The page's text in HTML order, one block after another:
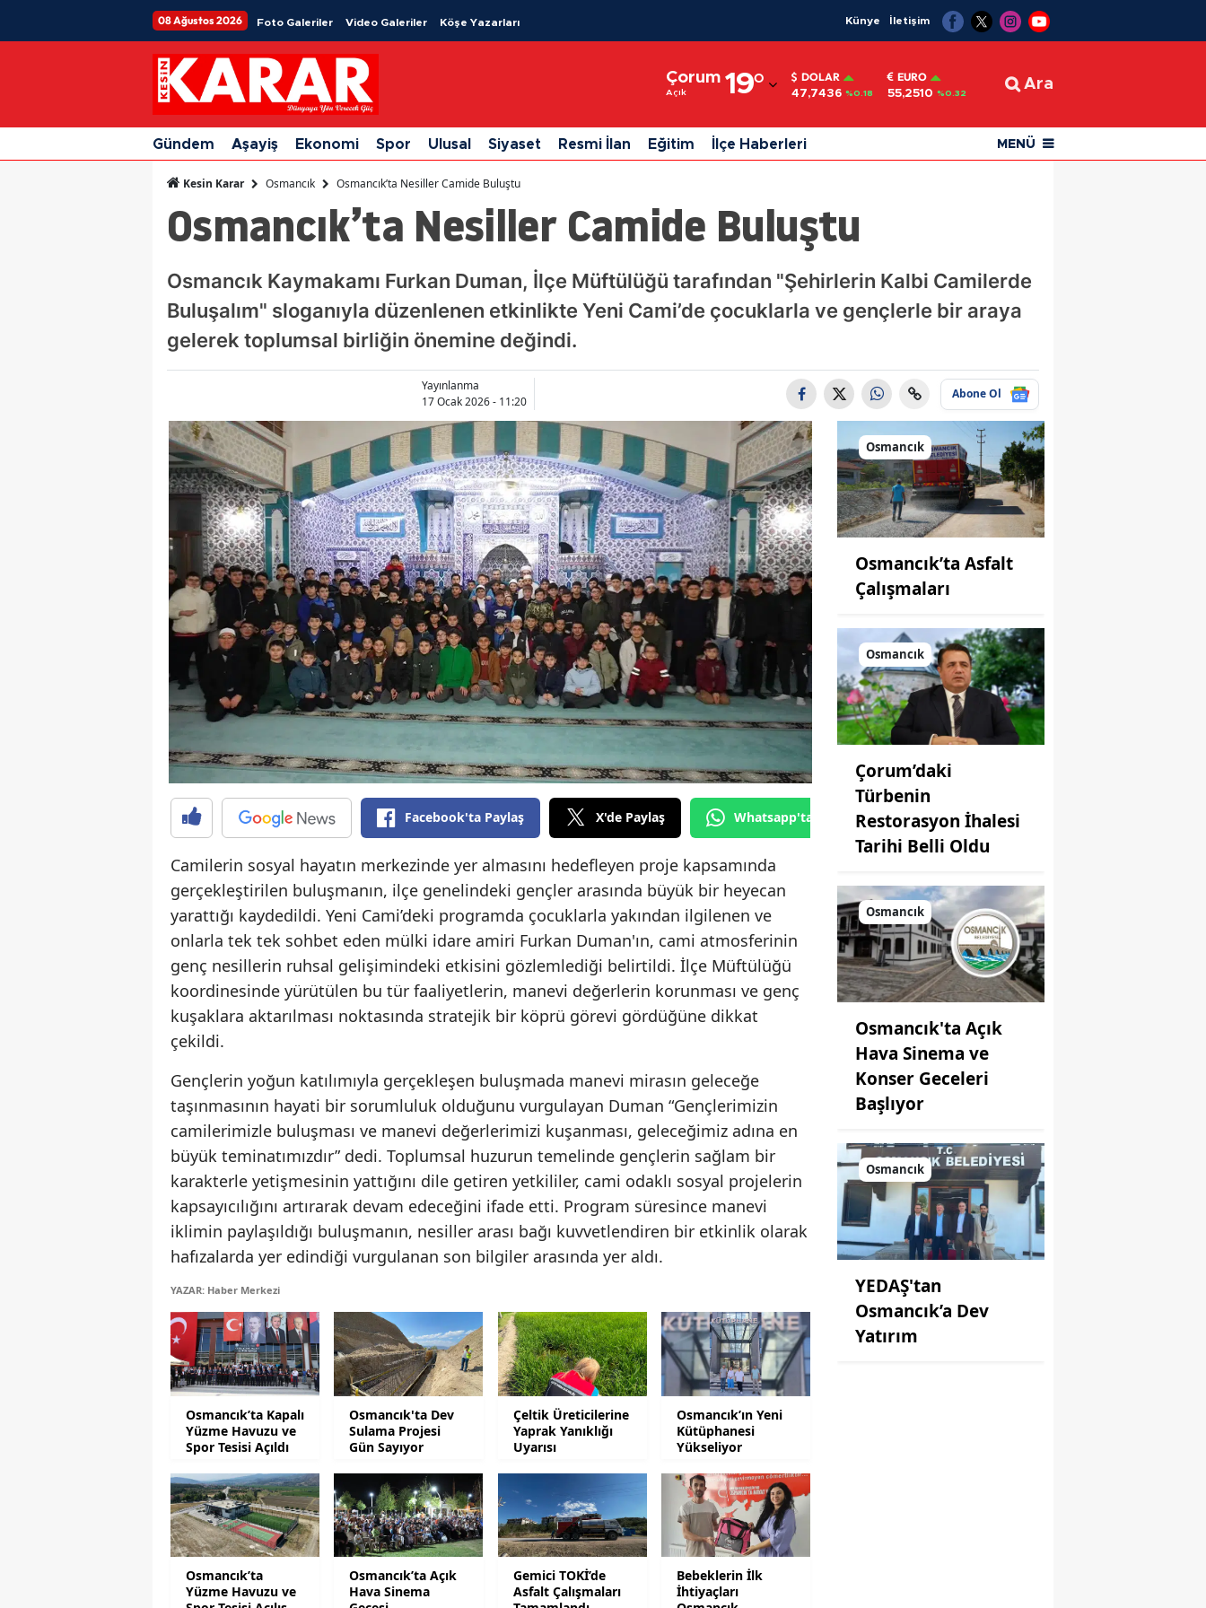
08 Ağustos 2026 Foto Galeriler Video Galeriler Köşe Yazarları Künye İletişim
Çorum
Açık 19°
Adıyaman
Afyonkarahisar
Ağrı
Ankara
Antalya
Artvin
Bilecik
Bingöl
Bitlis
Bolu
Burdur
Bursa
Çanakkale
Çankırı
Çorum
Denizli
Diyarbakır
Edirne
Elazığ
Erzincan
Erzurum
Eskişehir
Gaziantep
Gümüşhane
Hakkari
Hatay
Isparta
Mersin
Kars
Kastamonu
Kayseri
Kırklareli
Kırşehir
Kocaeli
Konya
Kütahya
DOLAR
47,7436 %0.18
EURO
55,2510 %0.32
Ara
Gündem Aşayiş Ekonomi Spor Ulusal Siyaset Resmi İlan Eğitim İlçe Haberleri MENÜ
Kesin Karar Osmancık Osmancık’ta Nesiller Camide Buluştu
Osmancık’ta Nesiller Camide Buluştu
Osmancık Kaymakamı Furkan Duman, İlçe Müftülüğü tarafından "Şehirlerin Kalbi Camilerde
Buluşalım" sloganıyla düzenlenen etkinlikte Yeni Cami’de çocuklarla ve gençlerle bir araya
gelerek toplumsal birliğin önemine değindi.
Yayınlanma
17 Ocak 2026 - 11:20
Abone Ol
Facebook'ta Paylaş X'de Paylaş Whatsapp'tan Gönder
Camilerin sosyal hayatın merkezinde yer almasını hedefleyen proje kapsamında
gerçekleştirilen buluşmanın, ilçe genelindeki gençler arasında büyük bir heyecan
yarattığı kaydedildi. Yeni Cami’deki programda çocuklarla yakından ilgilenen ve
onlarla tek tek sohbet eden mülki idare amiri Furkan Duman'ın, cami atmosferinin
genç nesillerin ruhsal gelişimindeki etkisini gözlemlediği belirtildi. İlçe Müftülüğü
koordinesinde yürütülen bu tür faaliyetlerin, manevi değerlerin korunması ve genç
kuşaklara aktarılması noktasında stratejik bir köprü görevi gördüğüne dikkat
çekildi.
Gençlerin yoğun katılımıyla gerçekleşen buluşmada manevi mirasın geleceğe
taşınmasının hayati bir sorumluluk olduğunu vurgulayan Duman “Gençlerimizin
camilerimizle buluşması ve manevi değerlerimizi kuşanması, geleceğimiz adına en
büyük teminatımızdır” dedi. Toplumsal huzurun temelinde gençlerin sağlam bir
karakterle yetişmesinin yattığını dile getiren yetkililer, cami odaklı sosyal projelerin
kapsayıcılığını artırarak devam edeceğini ifade etti. Program süresince manevi
iklimin paylaşıldığı buluşmanın, nesiller arası bağı kuvvetlendiren bir etkinlik olarak
hafızalarda yer edindiği vurgulanan son bilgiler arasında yer aldı.
YAZAR: Haber Merkezi
Osmancık’ta Kapalı
Yüzme Havuzu ve
Spor Tesisi Açıldı
Osmancık'ta Dev
Sulama Projesi
Gün Sayıyor
Çeltik Üreticilerine
Yaprak Yanıklığı
Uyarısı
Osmancık’ın Yeni
Kütüphanesi
Yükseliyor
Osmancık’ta
Yüzme Havuzu ve
Osmancık’ta Açık
Hava Sinema
Gemici TOKİ’de
Asfalt Çalışmaları
Bebeklerin İlk
İhtiyaçları
Osmancık
Osmancık’ta Asfalt
Çalışmaları
Osmancık
Çorum’daki
Türbenin
Restorasyon İhalesi
Tarihi Belli Oldu
Osmancık
Osmancık'ta Açık
Hava Sinema ve
Konser Geceleri
Başlıyor
Osmancık
YEDAŞ'tan
Osmancık’a Dev
Yatırım